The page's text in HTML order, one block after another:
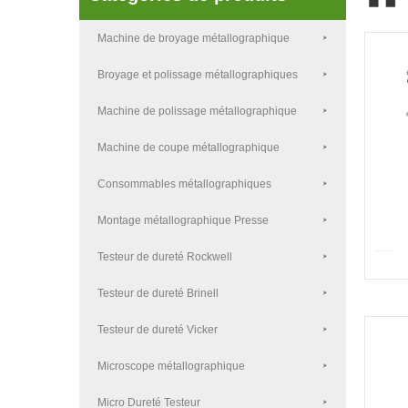
Machine de broyage métallographique
Broyage et polissage métallographiques
Machine de polissage métallographique
Machine de coupe métallographique
Consommables métallographiques
Montage métallographique Presse
Testeur de dureté Rockwell
Testeur de dureté Brinell
Testeur de dureté Vicker
Microscope métallographique
Micro Dureté Testeur